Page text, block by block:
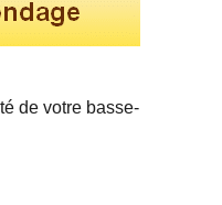
de votre basse-